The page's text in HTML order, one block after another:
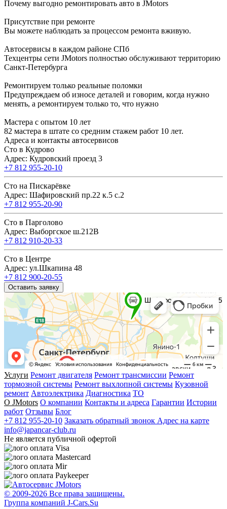
Почему выгодно ремонтировать авто в JMotors
Присутствие при ремонте
Вы можете наблюдать за процессом ремонта вживую.
Автосервисы в каждом районе СПб
Техцентры сети JMotors полностью обслуживают территорию
Санкт-Петербурга
Ремонтируем только реальные поломки
Предупреждаем об износе деталей и говорим, когда нужно
менять, а ремонтируем только то, что нужно
Мастера с опытом 10 лет
82 мастера в штате со средним стажем работ 10 лет.
Адреса и контакты автосервисов
Сто в Кудрово
Адрес: Кудровский проезд 3
+7 812 955-20-10
Сто на Пискарёвке
Адрес: Шафировский пр.22 к.5 с.2
+7 812 955-20-90
Сто в Парголово
Адрес: Выборгское ш.212В
+7 812 910-20-33
Сто в Центре
Адрес: ул.Шкапина 48
+7 812 900-20-55
Оставить заявку
Услуги Ремонт двигателя Ремонт трансмиссии Ремонт
тормозной системы Ремонт выхлопной системы Кузовной
ремонт Автоэлектрика Диагностика ТО
О JMotors О компании Контакты и адреса Гарантии Истории
работ Отзывы Блог
+7 812 955-20-10 Заказать обратный звонок Адрес на карте
info@japancar-club.ru
Не является публичной офертой
© 2009-2026 Все права защищены.
Группа компаний J-Cars.Su